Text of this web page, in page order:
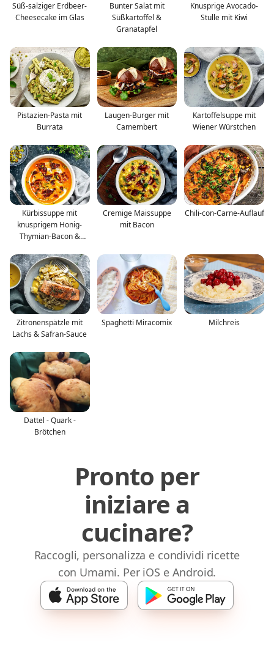
Süß-salziger Erdbeer-
Cheesecake im Glas
Bunter Salat mit
Süßkartoffel &
Granatapfel
Knusprige Avocado-
Stulle mit Kiwi
Pistazien-Pasta mit
Burrata
Laugen-Burger mit
Camembert
Kartoffelsuppe mit
Wiener Würstchen
Kürbissuppe mit
knusprigem Honig-
Thymian-Bacon &
Cremige Maissuppe
mit Bacon
Chili-con-Carne-Auflauf
Zitronenspätzle mit
Lachs & Safran-Sauce
Spaghetti Miracomix Milchreis
Dattel - Quark -
Brötchen
Pronto per
iniziare a
cucinare?
Raccogli, personalizza e condividi ricette
con Umami. Per iOS e Android.